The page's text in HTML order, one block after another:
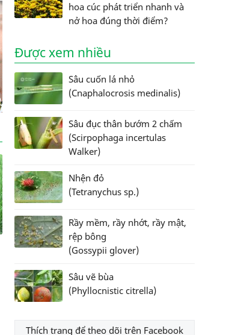
hoa cúc phát triển nhanh và
nở hoa đúng thời điểm?
Được xem nhiều
Sâu cuốn lá nhỏ
(Cnaphalocrosis medinalis)
Sâu đục thân bướm 2 chấm
(Scirpophaga incertulas
Walker)
Nhện đỏ
(Tetranychus sp.)
Rầy mềm, rầy nhớt, rầy mật,
rệp bông
(Gossypii glover)
Sâu vẽ bùa
(Phyllocnistic citrella)
Thích trang để theo dõi trên Facebook